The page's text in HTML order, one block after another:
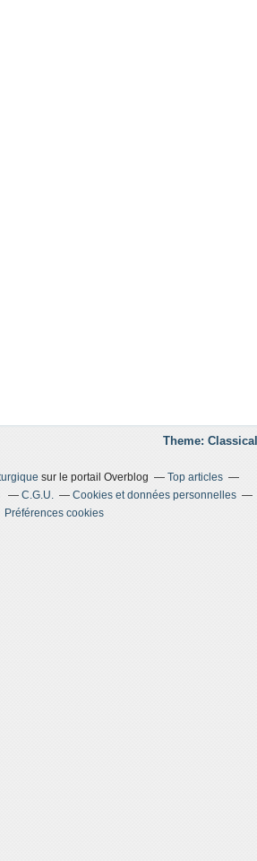
Theme:
sur le portail Overblog
Top articles
C.G.U.
Cookies et données personnelles
Préférences cookies